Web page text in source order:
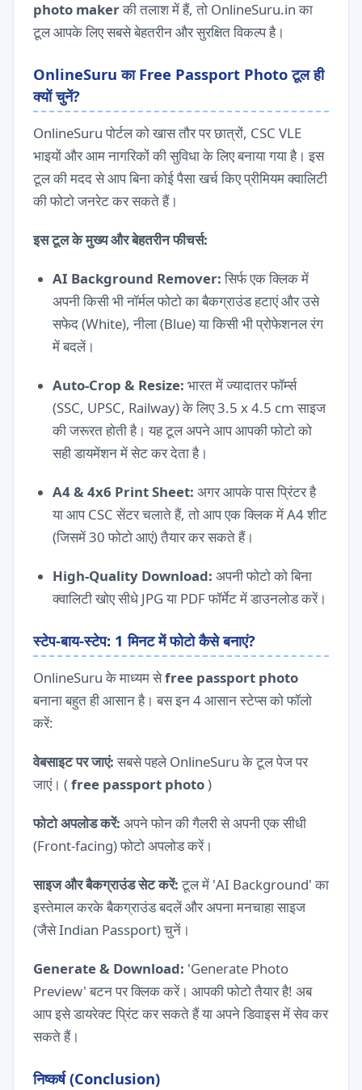
photo makerकी तलाश में हैं, तो OnlineSuru.in का
टूल आपके लिए सबसे बेहतरीन और सुरक्षित विकल्प है।
OnlineSuru का Free Passport Photo टूल ही
क्यों चुनें?
OnlineSuru पोर्टल को खास तौर पर छात्रों, CSC VLE
भाइयों और आम नागरिकों की सुविधा के लिए बनाया गया है। इस
टूल की मदद से आप बिना कोई पैसा खर्च किए प्रीमियम क्वालिटी
की फोटो जनरेट कर सकते हैं।
इस टूल के मुख्य और बेहतरीन फीचर्स:
AI Background Remover:सिर्फ एक क्लिक में
अपनी किसी भी नॉर्मल फोटो का बैकग्राउंड हटाएं और उसे
सफेद (White), नीला (Blue) या किसी भी प्रोफेशनल रंग
में बदलें।
Auto-Crop & Resize: भारत में ज्यादातर फॉर्म्स
(SSC, UPSC, Railway) के लिए 3.5 x 4.5 cm साइज
की जरूरत होती है। यह टूल अपने आप आपकी फोटो को
सही डायमेंशन में सेट कर देता है।
A4 & 4x6 Print Sheet: अगर आपके पास प्रिंटर है
या आप CSC सेंटर चलाते हैं, तो आप एक क्लिक में A4 शीट
(जिसमें 30 फोटो आएं) तैयार कर सकते हैं।
High-Quality Download: अपनी फोटो को बिना
क्वालिटी खोए सीधे JPG या PDF फॉर्मेट में डाउनलोड करें।
स्टेप-बाय-स्टेप: 1 मिनट में फोटो कैसे बनाएं?
OnlineSuru के माध्यम सेfree passport photo
बनाना बहुत ही आसान है। बस इन 4 आसान स्टेप्स को फॉलो
करें:
वेबसाइट पर जाएं:सबसे पहले OnlineSuru के टूल पेज पर
जाएं। (free passport photo)
फोटो अपलोड करें: अपने फोन की गैलरी से अपनी एक सीधी
(Front-facing) फोटो अपलोड करें।
साइज और बैकग्राउंड सेट करें:टूल में 'AI Background' का
इस्तेमाल करके बैकग्राउंड बदलें और अपना मनचाहा साइज
(जैसे Indian Passport) चुनें।
Generate & Download: 'Generate Photo
Preview' बटन पर क्लिक करें। आपकी फोटो तैयार है! अब
आप इसे डायरेक्ट प्रिंट कर सकते हैं या अपने डिवाइस में सेव कर
सकते हैं।
निष्कर्ष (Conclusion)